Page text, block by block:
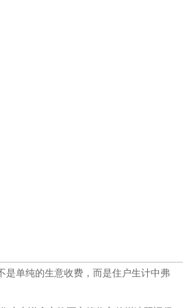
是单纯的生意收费，而是住户生计中弗